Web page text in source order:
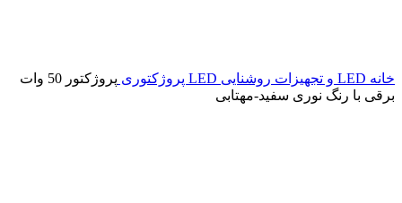
خانه LED و تجهیزات روشنایی LED پروژکتوری
پروژکتور 50 وات
برقی با رنگ نوری سفید-مهتابی